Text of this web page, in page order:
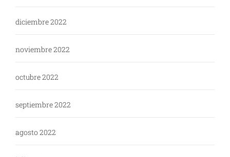
diciembre 2022
noviembre 2022
octubre 2022
septiembre 2022
agosto 2022